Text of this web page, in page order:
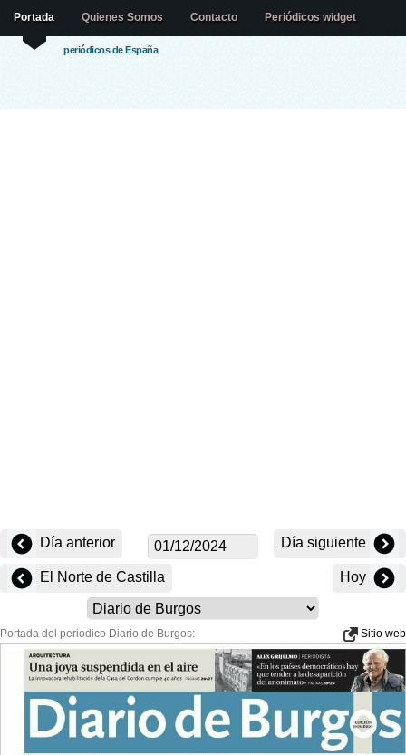
periódicos de España
Portada Quienes Somos Contacto Periódicos widget
Día anterior Día siguiente
El Norte de Castilla Hoy
Portada del periodico Diario de Burgos: Sitio web